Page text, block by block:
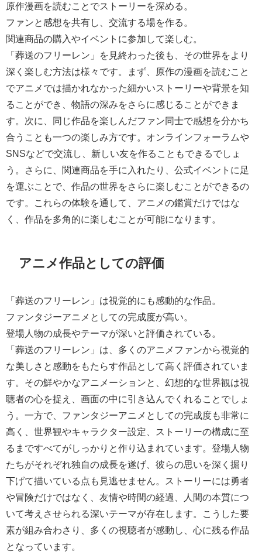
原作漫画を読むことでストーリーを深める。
ファンと感想を共有し、交流する場を作る。
関連商品の購入やイベントに参加して楽しむ。
「葬送のフリーレン」を見終わった後も、その世界をより
深く楽しむ方法は様々です。まず、原作の漫画を読むこと
でアニメでは描かれなかった細かいストーリーや背景を知
ることができ、物語の深みをさらに感じることができま
す。次に、同じ作品を楽しんだファン同士で感想を分かち
合うことも一つの楽しみ方です。オンラインフォーラムや
SNSなどで交流し、新しい友を作ることもできるでしょ
う。さらに、関連商品を手に入れたり、公式イベントに足
を運ぶことで、作品の世界をさらに楽しむことができるの
です。これらの体験を通して、アニメの鑑賞だけではな
く、作品を多角的に楽しむことが可能になります。
アニメ作品としての評価
「葬送のフリーレン」は視覚的にも感動的な作品。
ファンタジーアニメとしての完成度が高い。
登場人物の成長やテーマが深いと評価されている。
「葬送のフリーレン」は、多くのアニメファンから視覚的
な美しさと感動をもたらす作品として高く評価されていま
す。その鮮やかなアニメーションと、幻想的な世界観は視
聴者の心を捉え、画面の中に引き込んでくれることでしょ
う。一方で、ファンタジーアニメとしての完成度も非常に
高く、世界観やキャラクター設定、ストーリーの構成に至
るまですべてがしっかりと作り込まれています。登場人物
たちがそれぞれ独自の成長を遂げ、彼らの思いを深く掘り
下げて描いている点も見逃せません。ストーリーには勇者
や冒険だけではなく、友情や時間の経過、人間の本質につ
いて考えさせられる深いテーマが存在します。こうした要
素が組み合わさり、多くの視聴者が感動し、心に残る作品
となっています。